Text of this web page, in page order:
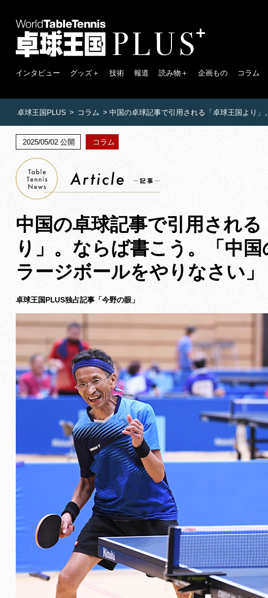
インタビュー グッズ＋ 技術 報道 読み物＋ 企画もの コラム
卓球王国PLUS > コラム > 中国の卓球記事で引用される「卓球王国より」
2025/05/02 公開 コラム
中国の卓球記事で引用される
り」。ならば書こう。「中国
ラージボールをやりなさい」
卓球王国PLUS独占記事「今野の眼」